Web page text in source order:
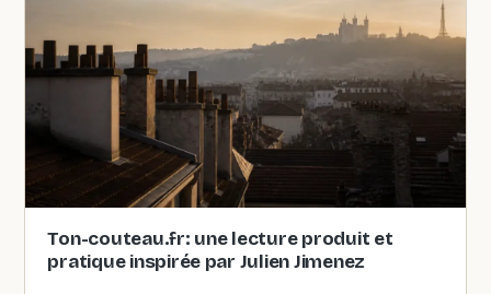
Ton-couteau.fr: une lecture produit et
pratique inspirée par Julien Jimenez